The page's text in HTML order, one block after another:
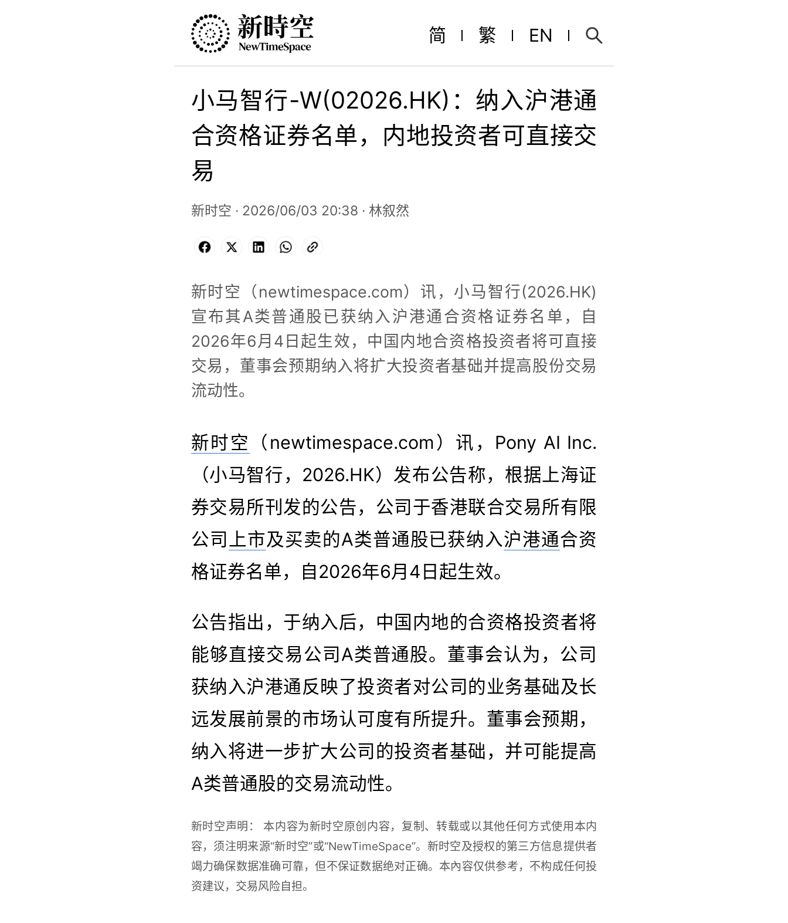
简 繁 EN
小马智行-W(02026.HK)：纳入沪港通
合资格证券名单，内地投资者可直接交
易
新时空 · 2026/06/03 20:38 · 林叙然
Facebook LinkedInWhatsApp
新时空（newtimespace.com）讯，小马智行(2026.HK)
宣布其A类普通股已获纳入沪港通合资格证券名单，自
2026年6月4日起生效，中国内地合资格投资者将可直接
交易，董事会预期纳入将扩大投资者基础并提高股份交易
流动性。
新时空
（newtimespace.com）讯，Pony AI Inc.
（小马智行，2026.HK）发布公告称，根据上海证
券交易所刊发的公告，公司于香港联合交易所有限
公司 上市及买卖的A类普通股已获纳入沪港通合资
格证券名单，自2026年6月4日起生效。
公告指出，于纳入后，中国内地的合资格投资者将
能够直接交易公司A类普通股。董事会认为，公司
获纳入沪港通反映了投资者对公司的业务基础及长
远发展前景的市场认可度有所提升。董事会预期，
纳入将进一步扩大公司的投资者基础，并可能提高
A类普通股的交易流动性。
新时空声明：
本内容为新时空原创内容，复制、转载或以其他任何方式使用本内
容，须注明来源“新时空”或“NewTimeSpace”。新时空及授权的第三方信息提供者
竭力确保数据准确可靠，但不保证数据绝对正确。本內容仅供参考，不构成任何投
资建议，交易风险自担。